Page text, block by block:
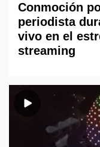
Conmoción
periodista
vivo en el
streaming